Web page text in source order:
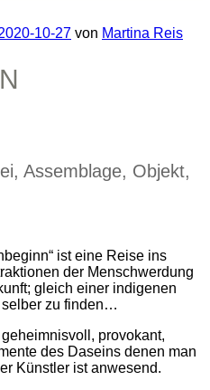
10-27 von Martina Reis
Assemblage, Objekt,
ist eine Reise ins
der Menschwerdung
gleich einer indigenen
selber zu finden…
provokant,
des Daseins denen man
Künstler ist anwesend.